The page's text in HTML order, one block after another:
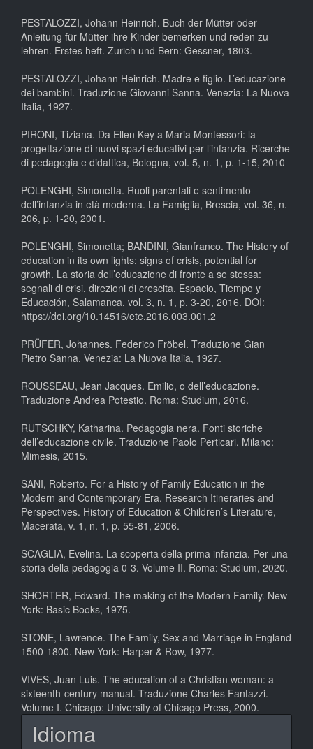
PESTALOZZI, Johann Heinrich. Buch der Mütter oder
Anleitung für Mütter ihre Kinder bemerken und reden zu
lehren. Erstes heft. Zurich und Bern: Gessner, 1803.
PESTALOZZI, Johann Heinrich. Madre e figlio. L’educazione
dei bambini. Traduzione Giovanni Sanna. Venezia: La Nuova
Italia, 1927.
PIRONI, Tiziana. Da Ellen Key a Maria Montessori: la
progettazione di nuovi spazi educativi per l’infanzia. Ricerche
di pedagogia e didattica, Bologna, vol. 5, n. 1, p. 1-15, 2010
POLENGHI, Simonetta. Ruoli parentali e sentimento
dell’infanzia in età moderna. La Famiglia, Brescia, vol. 36, n.
206, p. 1-20, 2001.
POLENGHI, Simonetta; BANDINI, Gianfranco. The History of
education in its own lights: signs of crisis, potential for
growth. La storia dell’educazione di fronte a se stessa:
segnali di crisi, direzioni di crescita. Espacio, Tiempo y
Educación, Salamanca, vol. 3, n. 1, p. 3-20, 2016. DOI:
https://doi.org/10.14516/ete.2016.003.001.2
PRÜFER, Johannes. Federico Fröbel. Traduzione Gian
Pietro Sanna. Venezia: La Nuova Italia, 1927.
ROUSSEAU, Jean Jacques. Emilio, o dell’educazione.
Traduzione Andrea Potestio. Roma: Studium, 2016.
RUTSCHKY, Katharina. Pedagogia nera. Fonti storiche
dell’educazione civile. Traduzione Paolo Perticari. Milano:
Mimesis, 2015.
SANI, Roberto. For a History of Family Education in the
Modern and Contemporary Era. Research Itineraries and
Perspectives. History of Education & Children’s Literature,
Macerata, v. 1, n. 1, p. 55-81, 2006.
SCAGLIA, Evelina. La scoperta della prima infanzia. Per una
storia della pedagogia 0-3. Volume II. Roma: Studium, 2020.
SHORTER, Edward. The making of the Modern Family. New
York: Basic Books, 1975.
STONE, Lawrence. The Family, Sex and Marriage in England
1500-1800. New York: Harper & Row, 1977.
VIVES, Juan Luis. The education of a Christian woman: a
sixteenth-century manual. Traduzione Charles Fantazzi.
Volume I. Chicago: University of Chicago Press, 2000.
Idioma